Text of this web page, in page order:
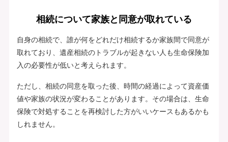
相続について家族と同意が取れている
自身の相続で、誰が何をどれだけ相続するか家族間で同意が
取れており、遺産相続のトラブルが起きない人も生命保険加
入の必要性が低いと考えられます。
ただし、相続の同意を取った後、時間の経過によって資産価
値や家族の状況が変わることがあります。その場合は、生命
保険で対処することを再検討した方がいいケースもあるかも
しれません。